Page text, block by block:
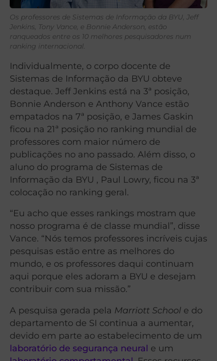
Os professores de Sistemas de Informação da BYU, Jeff
Jenkins, Tony Vance, e Bonnie Anderson, estão
ranqueados entre os 10 melhores pesquisadores num
ranking internacional.
Individualmente, o corpo docente de
Sistemas de Informação da BYU obteve
destaque. Jeff Jenkins está na 3ª posição,
Bonnie Anderson e Anthony Vance estão
empatados na 7ª posição, e James Gaskin
ficou na 21ª posição no ranking mundial de
professores com maior número de
publicações no ano passado. Além disso, o
aluno do programa de Sistemas de
Informação da BYU , Paul Lowry, ficou na 3ª
colocação no ranking geral.
“Eu acho que esses rankings mostram que
nosso programa é de classe mundial”, disse
Vance. “Nós temos professores incríveis cujas
pesquisas estão entre as melhores do
mundo, e os professores daqui continuam
aqui porque eles adoram a BYU e desejam
contribuir com sua missão.”
A pesquisa gerada pela Marriott School e do
departamento de SI continua a aumentar,
devido em parte ao estabelecimento de um
laboratório de segurança neural e um